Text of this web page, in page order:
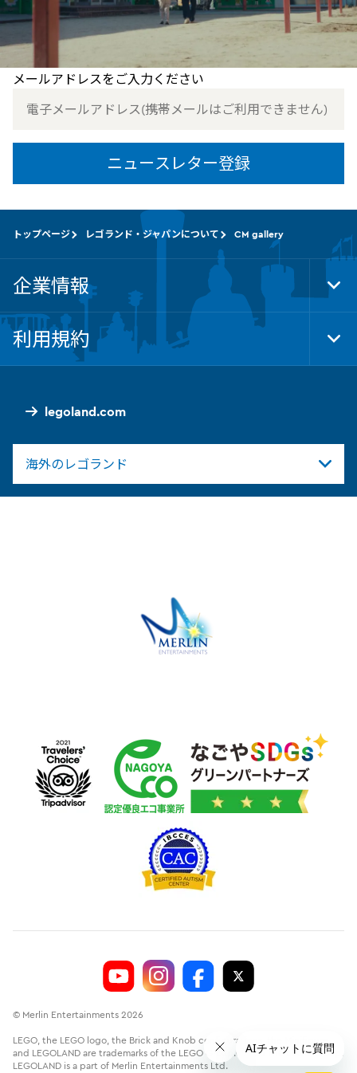
お得なキャンペーンや最新イベント情
報をお届けします
メールアドレスをご入力ください
ニュースレター登録
legoland.com
海外のレゴランド
トップページ レゴランド・ジャパンについて CM gallery
企業情報
利用規約
© Merlin Entertainments 2026
LEGO, the LEGO logo, the Brick and Knob configurations, the Minifigure
and LEGOLAND are trademarks of the LEGO Group.©2026 The LEGO Group.
LEGOLAND is a part of Merlin Entertainments Ltd.